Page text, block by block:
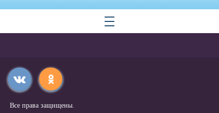
Все права защищены.